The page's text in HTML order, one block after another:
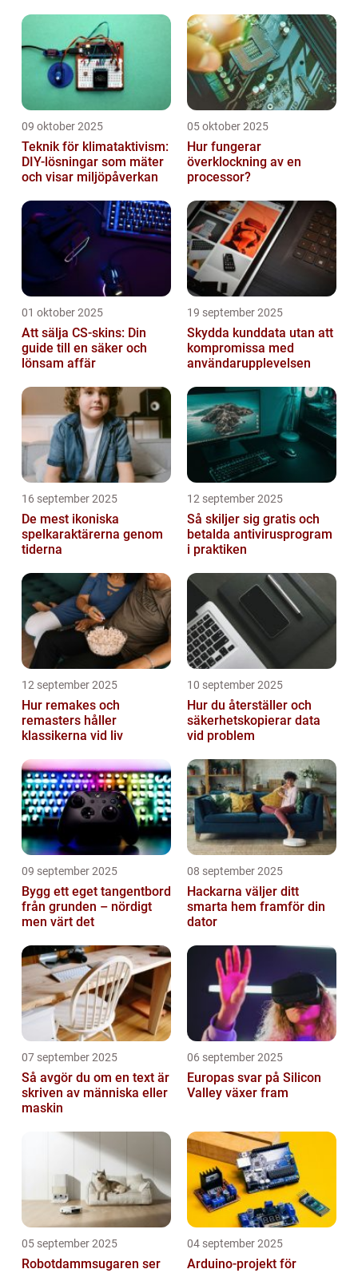
09 oktober 2025
Teknik för klimataktivism:
DIY-lösningar som mäter
och visar miljöpåverkan
05 oktober 2025
Hur fungerar
överklockning av en
processor?
01 oktober 2025
Att sälja CS-skins: Din
guide till en säker och
lönsam affär
19 september 2025
Skydda kunddata utan att
kompromissa med
användarupplevelsen
16 september 2025
De mest ikoniska
spelkaraktärerna genom
tiderna
12 september 2025
Så skiljer sig gratis och
betalda antivirusprogram
i praktiken
12 september 2025
Hur remakes och
remasters håller
klassikerna vid liv
10 september 2025
Hur du återställer och
säkerhetskopierar data
vid problem
09 september 2025
Bygg ett eget tangentbord
från grunden – nördigt
men värt det
08 september 2025
Hackarna väljer ditt
smarta hem framför din
dator
07 september 2025
Så avgör du om en text är
skriven av människa eller
maskin
06 september 2025
Europas svar på Silicon
Valley växer fram
05 september 2025
Robotdammsugaren ser
04 september 2025
Arduino-projekt för